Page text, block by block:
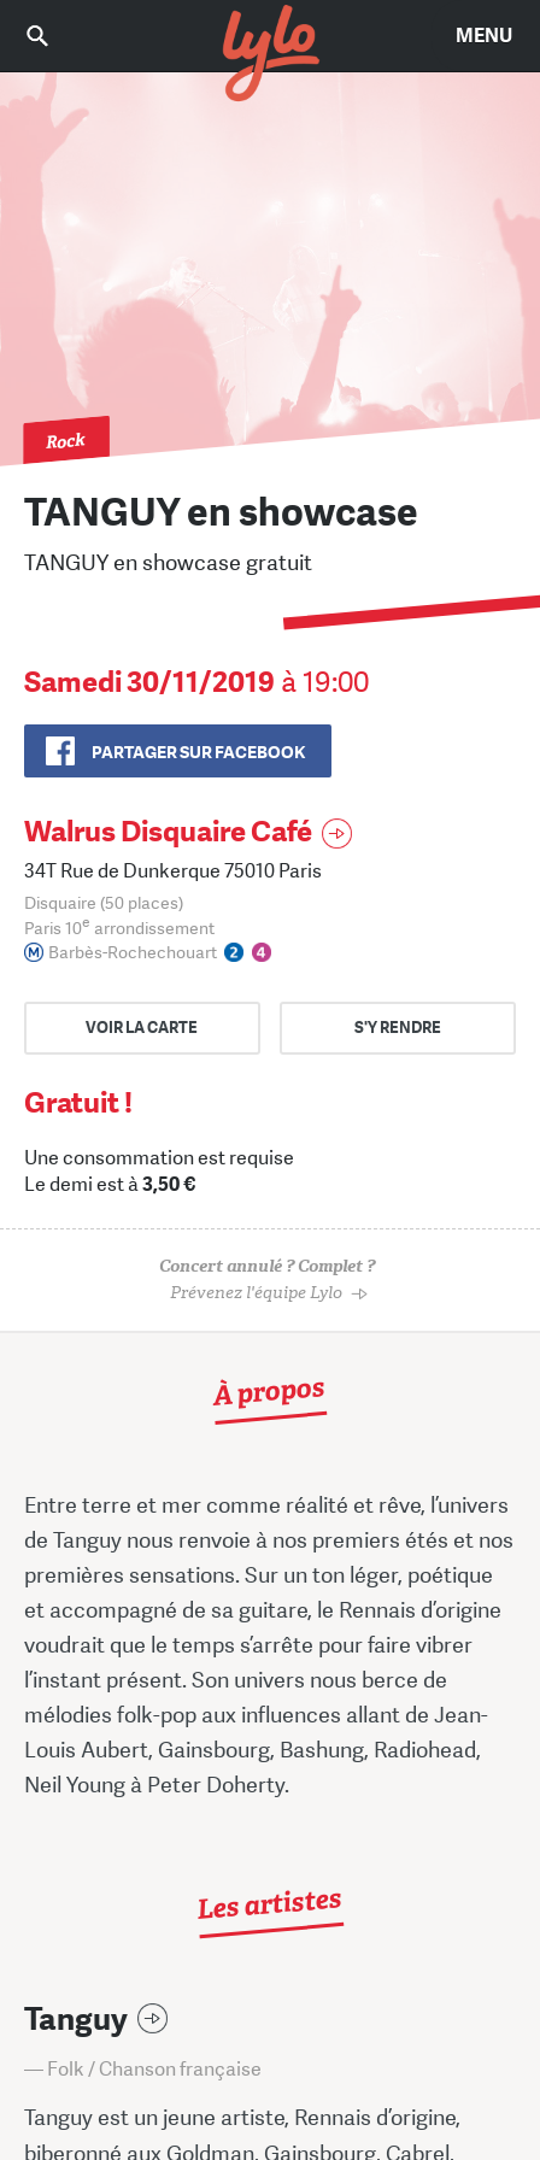
MENU
Rock
TANGUY en showcase
TANGUY en showcase gratuit
Samedi 30/11/2019 à 19:00
PARTAGER SUR FACEBOOK
Walrus Disquaire Café
34T Rue de Dunkerque 75010 Paris
Disquaire (50 places)
Paris 10e arrondissement
Barbès-Rochechouart
VOIR LA CARTE S'Y RENDRE
Gratuit !
Une consommation est requise
Le demi est à3,50 €
Concert annulé ? Complet ?
Prévenez l'équipe Lylo
À propos
Entre terre et mer comme réalité et rêve, l’univers
de Tanguy nous renvoie à nos premiers étés et nos
premières sensations. Sur un ton léger, poétique
et accompagné de sa guitare, le Rennais d’origine
voudrait que le temps s’arrête pour faire vibrer
l’instant présent. Son univers nous berce de
mélodies folk-pop aux influences allant de Jean-
Louis Aubert, Gainsbourg, Bashung, Radiohead,
Neil Young à Peter Doherty.
Les artistes
Tanguy
— Folk / Chanson française
Tanguy est un jeune artiste, Rennais d’origine,
biberonné aux Goldman, Gainsbourg, Cabrel,